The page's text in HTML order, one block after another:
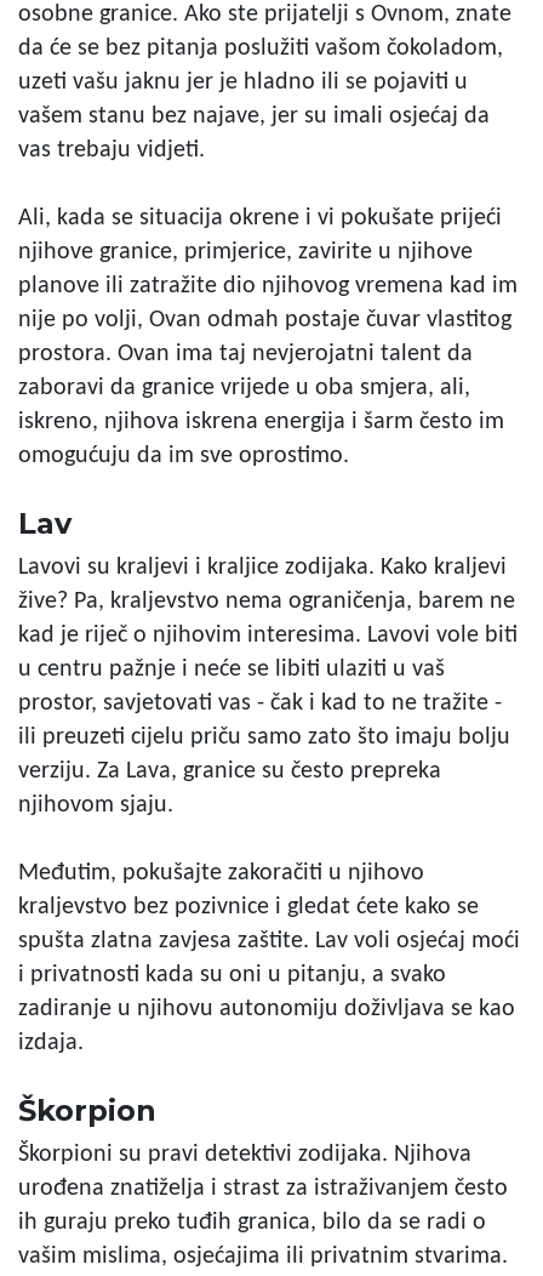
osobne granice. Ako ste prijatelji s Ovnom, znate
da će se bez pitanja poslužiti vašom čokoladom,
uzeti vašu jaknu jer je hladno ili se pojaviti u
vašem stanu bez najave, jer su imali osjećaj da
vas trebaju vidjeti.
Ali, kada se situacija okrene i vi pokušate prijeći
njihove granice, primjerice, zavirite u njihove
planove ili zatražite dio njihovog vremena kad im
nije po volji, Ovan odmah postaje čuvar vlastitog
prostora. Ovan ima taj nevjerojatni talent da
zaboravi da granice vrijede u oba smjera, ali,
iskreno, njihova iskrena energija i šarm često im
omogućuju da im sve oprostimo.
Lav
Lavovi su kraljevi i kraljice zodijaka. Kako kraljevi
žive? Pa, kraljevstvo nema ograničenja, barem ne
kad je riječ o njihovim interesima. Lavovi vole biti
u centru pažnje i neće se libiti ulaziti u vaš
prostor, savjetovati vas - čak i kad to ne tražite -
ili preuzeti cijelu priču samo zato što imaju bolju
verziju. Za Lava, granice su često prepreka
njihovom sjaju.
Međutim, pokušajte zakoračiti u njihovo
kraljevstvo bez pozivnice i gledat ćete kako se
spušta zlatna zavjesa zaštite. Lav voli osjećaj moći
i privatnosti kada su oni u pitanju, a svako
zadiranje u njihovu autonomiju doživljava se kao
izdaja.
Škorpion
Škorpioni su pravi detektivi zodijaka. Njihova
urođena znatiželja i strast za istraživanjem često
ih guraju preko tuđih granica, bilo da se radi o
vašim mislima, osjećajima ili privatnim stvarima.